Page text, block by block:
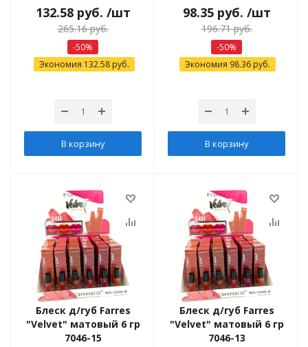
132.58руб. /шт
265.16руб.
-50%
Экономия 132.58руб.
В корзину
98.35руб. /шт
196.71руб.
-50%
Экономия 98.36 руб.
В корзину
Блеск д/губ Farres
"Velvet" матовый 6 гр
7046-15
Блеск д/губ Farres
"Velvet" матовый 6 гр
7046-13